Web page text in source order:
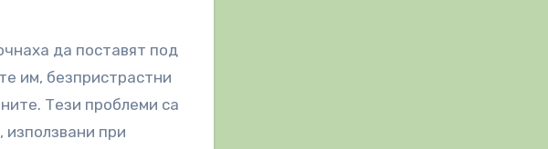
да поставят под
им, безпристрастни
Тези проблеми са
при